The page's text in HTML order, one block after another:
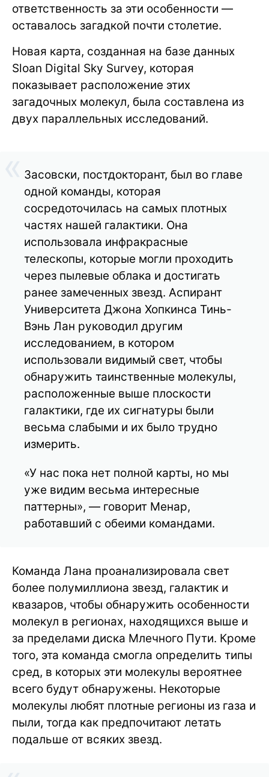
ответственность за эти особенности —
оставалось загадкой почти столетие.
Новая карта, созданная на базе данных
Sloan Digital Sky Survey, которая
показывает расположение этих
загадочных молекул, была составлена из
двух параллельных исследований.
Засовски, постдокторант, был во главе
одной команды, которая
сосредоточилась на самых плотных
частях нашей галактики. Она
использовала инфракрасные
телескопы, которые могли проходить
через пылевые облака и достигать
ранее замеченных звезд. Аспирант
Университета Джона Хопкинса Тинь-
Вэнь Лан руководил другим
исследованием, в котором
использовали видимый свет, чтобы
обнаружить таинственные молекулы,
расположенные выше плоскости
галактики, где их сигнатуры были
весьма слабыми и их было трудно
измерить.
«У нас пока нет полной карты, но мы
уже видим весьма интересные
паттерны», — говорит Менар,
работавший с обеими командами.
Команда Лана проанализировала свет
более полумиллиона звезд, галактик и
квазаров, чтобы обнаружить особенности
молекул в регионах, находящихся выше и
за пределами диска Млечного Пути. Кроме
того, эта команда смогла определить типы
сред, в которых эти молекулы вероятнее
всего будут обнаружены. Некоторые
молекулы любят плотные регионы из газа и
пыли, тогда как предпочитают летать
подальше от всяких звезд.